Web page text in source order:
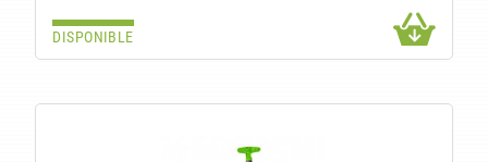
DISPONIBLE